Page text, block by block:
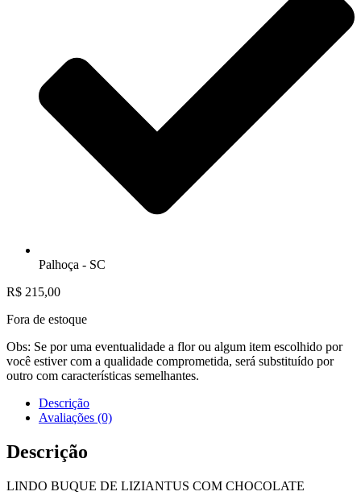
Palhoça - SC
R$ 215,00
Fora de estoque
Obs: Se por uma eventualidade a flor ou algum item escolhido por
você estiver com a qualidade comprometida, será substituído por
outro com características semelhantes.
Descrição
Avaliações (0)
Descrição
LINDO BUQUE DE LIZIANTUS COM CHOCOLATE